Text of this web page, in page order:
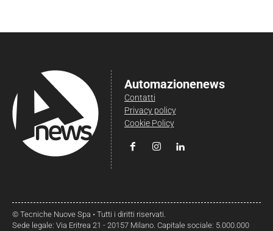
Automazionenews
Contatti
Privacy policy
Cookie Policy
© Tecniche Nuove Spa • Tutti i diritti riservati.
Sede legale: Via Eritrea 21 - 20157 Milano. Capitale sociale: 5.000.000